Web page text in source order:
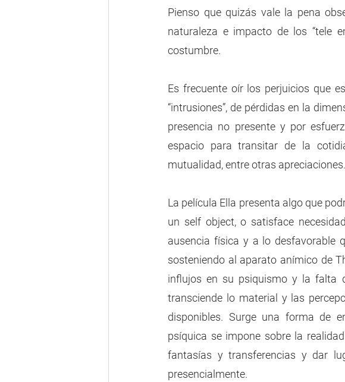
Pienso que quizás vale la pena
naturaleza e impacto de los “tele
costumbre.
Es frecuente oír los perjuicios que
“intrusiones”, de pérdidas en la
presencia no presente y por
espacio para transitar de la
mutualidad, entre otras apreciaciones.
La película Ella presenta algo que
un self object, o satisface
ausencia física y a lo desfavorable
sosteniendo al aparato anímico de
influjos en su psiquismo y la falta
transciende lo material y las
disponibles. Surge una forma de
psíquica se impone sobre la
fantasías y transferencias y dar
presencialmente.